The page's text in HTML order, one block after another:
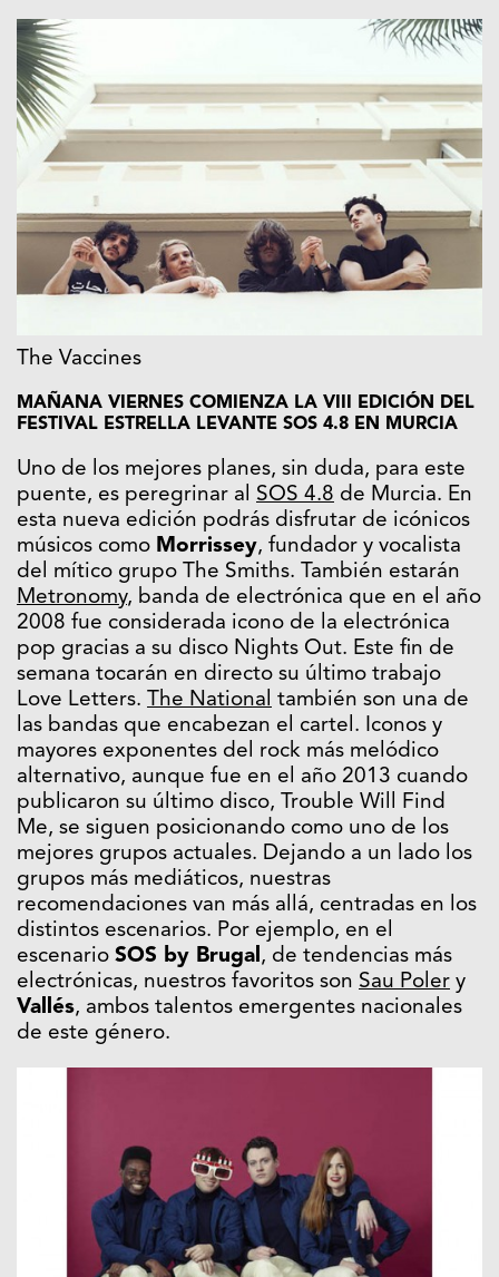
The Vaccines
MAÑANA VIERNES COMIENZA LA VIII EDICIÓN DEL
FESTIVAL ESTRELLA LEVANTE SOS 4.8 EN MURCIA
Uno de los mejores planes, sin duda, para este
puente, es peregrinar al SOS 4.8 de Murcia. En
esta nueva edición podrás disfrutar de icónicos
músicos como Morrissey, fundador y vocalista
del mítico grupo The Smiths. También estarán
Metronomy, banda de electrónica que en el año
2008 fue considerada icono de la electrónica
pop gracias a su disco Nights Out. Este fin de
semana tocarán en directo su último trabajo
Love Letters. The National también son una de
las bandas que encabezan el cartel. Iconos y
mayores exponentes del rock más melódico
alternativo, aunque fue en el año 2013 cuando
publicaron su último disco, Trouble Will Find
Me, se siguen posicionando como uno de los
mejores grupos actuales. Dejando a un lado los
grupos más mediáticos, nuestras
recomendaciones van más allá, centradas en los
distintos escenarios. Por ejemplo, en el
escenario SOS by Brugal, de tendencias más
electrónicas, nuestros favoritos son Sau Poler y
Vallés, ambos talentos emergentes nacionales
de este género.